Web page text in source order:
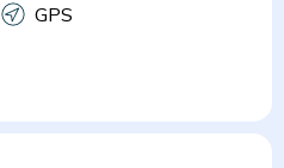
GPS